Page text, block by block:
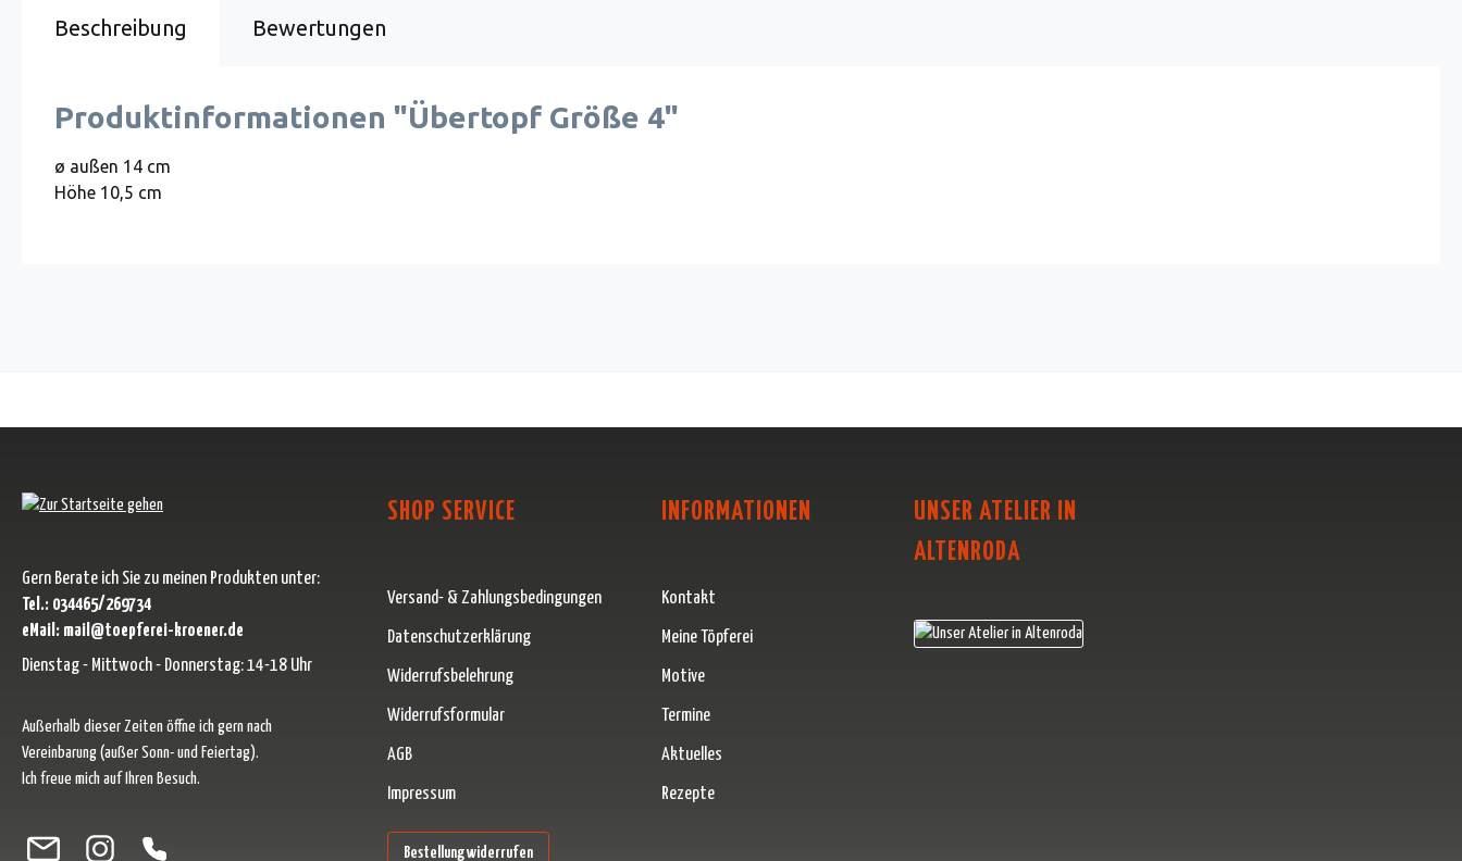
Beschreibung Bewertungen
Produktinformationen "Übertopf Größe 4"
ø außen 14 cm
Höhe 10,5 cm
Gern Berate ich Sie zu meinen Produkten unter:
Tel.: 034465/269734
eMail: mail@toepferei-kroener.de
Dienstag - Mittwoch - Donnerstag: 14-18 Uhr
Außerhalb dieser Zeiten öffne ich gern nach
Vereinbarung (außer Sonn- und Feiertag).
Ich freue mich auf Ihren Besuch.
Besuche uns auf Facebook – öffnet in neuem Tab (externer Link)
Schau auf Instagram vorbei – öffnet in neuem Tab (externer Link)
Lass dich auf Pinterest inspirieren – öffnet in neuem Tab (externer Link)
Folge uns auf X – öffnet in neuem Tab (externer Link)
SHOP SERVICE
Versand- & Zahlungsbedingungen
Datenschutzerklärung
Widerrufsbelehrung
Widerrufsformular
AGB
Impressum
Bestellung widerrufen
INFORMATIONEN
Kontakt
Meine Töpferei
Motive
Termine
Aktuelles
Rezepte
UNSER ATELIER IN
ALTENRODA